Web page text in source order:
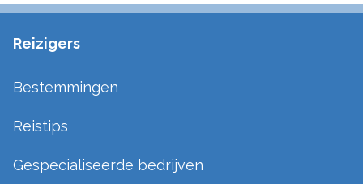
Reizigers
Bestemmingen
Reistips
Gespecialiseerde bedrijven